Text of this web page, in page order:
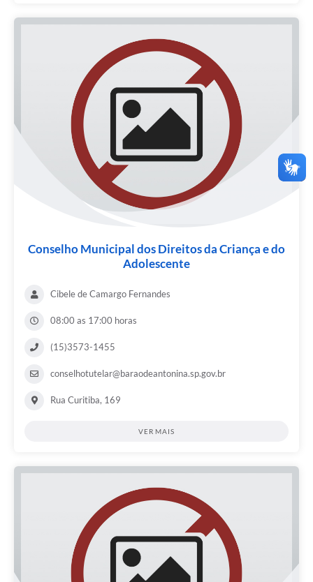
Conselho Municipal dos Direitos da Criança e do
Adolescente
Cibele de Camargo Fernandes
08:00 as 17:00 horas
(15)3573-1455
conselhotutelar@baraodeantonina.sp.gov.br
Rua Curitiba, 169
VER MAIS